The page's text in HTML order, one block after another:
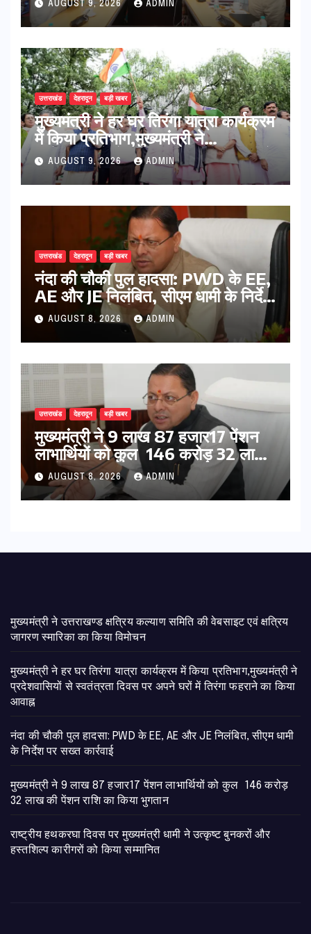
AUGUST 9, 2026 ADMIN
उत्तराखंड देहरादून बड़ी खबर
मुख्यमंत्री ने हर घर तिरंगा यात्रा कार्यक्रम
में किया प्रतिभाग,मुख्यमंत्री ने
प्रदेशवासियों से स्वतंत्रता दिवस पर अपने
घरों में तिरंगा फहराने का किया आवाह्न
AUGUST 9, 2026 ADMIN
उत्तराखंड देहरादून बड़ी खबर
नंदा की चौकी पुल हादसा: PWD के EE,
AE और JE निलंबित, सीएम धामी के निर्देश
पर सख्त कार्रवाई
AUGUST 8, 2026 ADMIN
उत्तराखंड देहरादून बड़ी खबर
मुख्यमंत्री ने 9 लाख 87 हजार17 पेंशन
लाभार्थियों को कुल 146 करोड़ 32 लाख
की पेंशन राशि का किया भुगतान
AUGUST 8, 2026 ADMIN
मुख्यमंत्री ने उत्तराखण्ड क्षत्रिय कल्याण समिति की वेबसाइट एवं क्षत्रिय
जागरण स्मारिका का किया विमोचन
मुख्यमंत्री ने हर घर तिरंगा यात्रा कार्यक्रम में किया प्रतिभाग,मुख्यमंत्री ने
प्रदेशवासियों से स्वतंत्रता दिवस पर अपने घरों में तिरंगा फहराने का किया
आवाह्न
नंदा की चौकी पुल हादसा: PWD के EE, AE और JE निलंबित, सीएम धामी
के निर्देश पर सख्त कार्रवाई
मुख्यमंत्री ने 9 लाख 87 हजार17 पेंशन लाभार्थियों को कुल 146 करोड़
32 लाख की पेंशन राशि का किया भुगतान
राष्ट्रीय हथकरघा दिवस पर मुख्यमंत्री धामी ने उत्कृष्ट बुनकरों और
हस्तशिल्प कारीगरों को किया सम्मानित